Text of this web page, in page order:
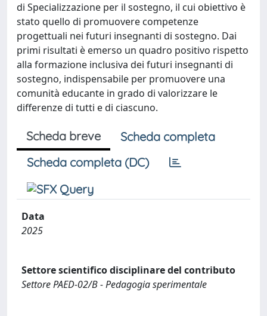
di Specializzazione per il sostegno, il cui obiettivo è
stato quello di promuovere competenze
progettuali nei futuri insegnanti di sostegno. Dai
primi risultati è emerso un quadro positivo rispetto
alla formazione inclusiva dei futuri insegnanti di
sostegno, indispensabile per promuovere una
comunità educante in grado di valorizzare le
differenze di tutti e di ciascuno.
Scheda breve
Scheda completa
Scheda completa (DC)
Data
2025
Settore scientifico disciplinare del contributo
Settore PAED-02/B - Pedagogia sperimentale